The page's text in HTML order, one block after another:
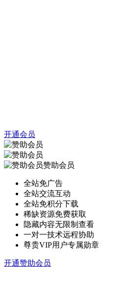
开通会员
赞助会员
全站免广告
全站交流互动
全站免积分下载
稀缺资源免费获取
隐藏内容无限制查看
一对一技术远程协助
尊贵VIP用户专属勋章
开通赞助会员